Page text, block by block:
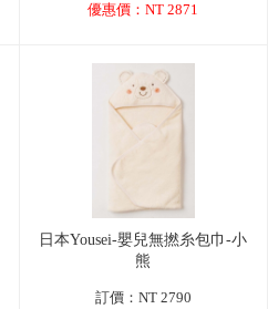
優惠價：NT 2871
日本Yousei-嬰兒無撚糸包巾-小
熊
訂價：NT 2790